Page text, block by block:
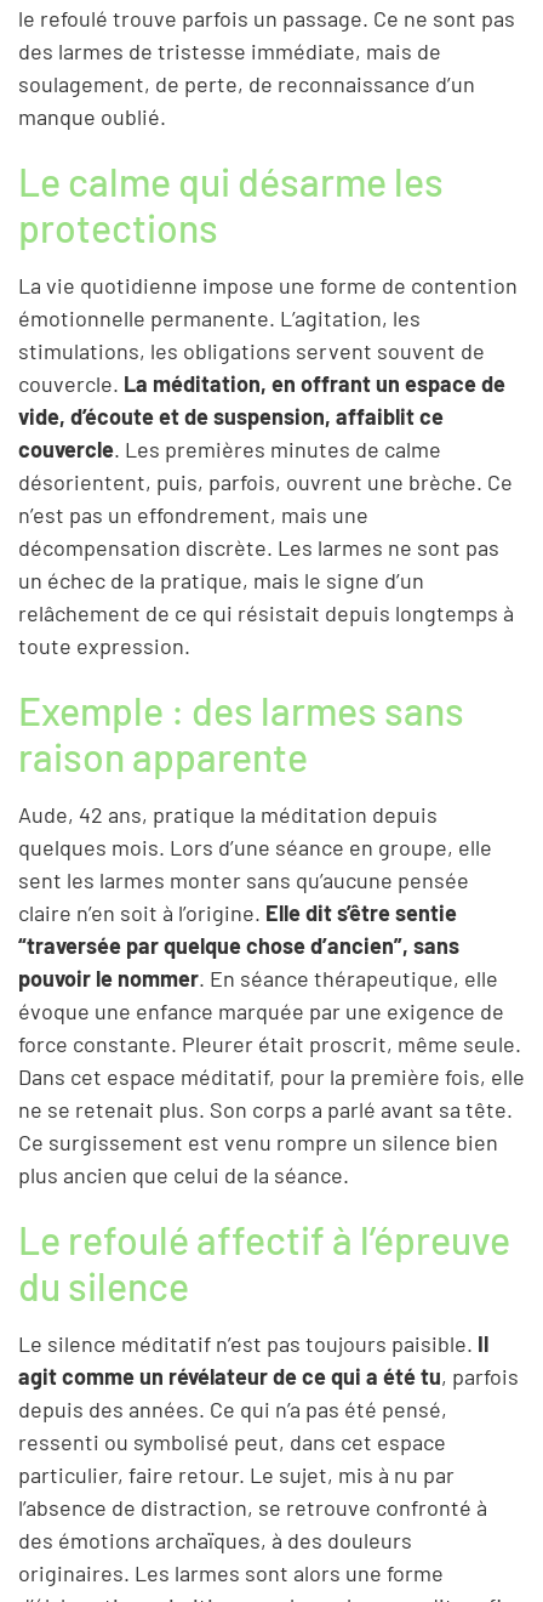
le refoulé trouve parfois un passage. Ce ne sont pas
des larmes de tristesse immédiate, mais de
soulagement, de perte, de reconnaissance d’un
manque oublié.
Le calme qui désarme les
protections
La vie quotidienne impose une forme de contention
émotionnelle permanente. L’agitation, les
stimulations, les obligations servent souvent de
couvercle. La méditation, en offrant un espace de
vide, d’écoute et de suspension, affaiblit ce
couvercle. Les premières minutes de calme
désorientent, puis, parfois, ouvrent une brèche. Ce
n’est pas un effondrement, mais une
décompensation discrète. Les larmes ne sont pas
un échec de la pratique, mais le signe d’un
relâchement de ce qui résistait depuis longtemps à
toute expression.
Exemple : des larmes sans
raison apparente
Aude, 42 ans, pratique la méditation depuis
quelques mois. Lors d’une séance en groupe, elle
sent les larmes monter sans qu’aucune pensée
claire n’en soit à l’origine. Elle dit s’être sentie
“traversée par quelque chose d’ancien”, sans
pouvoir le nommer. En séance thérapeutique, elle
évoque une enfance marquée par une exigence de
force constante. Pleurer était proscrit, même seule.
Dans cet espace méditatif, pour la première fois, elle
ne se retenait plus. Son corps a parlé avant sa tête.
Ce surgissement est venu rompre un silence bien
plus ancien que celui de la séance.
Le refoulé affectif à l’épreuve
du silence
Le silence méditatif n’est pas toujours paisible. Il
agit comme un révélateur de ce qui a été tu, parfois
depuis des années. Ce qui n’a pas été pensé,
ressenti ou symbolisé peut, dans cet espace
particulier, faire retour. Le sujet, mis à nu par
l’absence de distraction, se retrouve confronté à
des émotions archaïques, à des douleurs
originaires. Les larmes sont alors une forme